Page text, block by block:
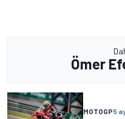
Ömer
MOTOGP5